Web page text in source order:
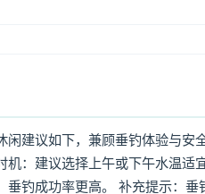
建议如下，兼顾垂钓体验与安全
：建议选择上午或下午水温适
钓成功率更高。 补充提示：